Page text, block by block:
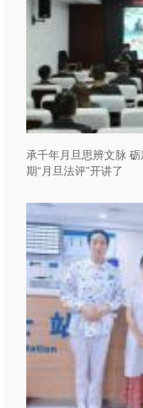
承千年月旦思辨文脉
期“月旦法评”开讲了